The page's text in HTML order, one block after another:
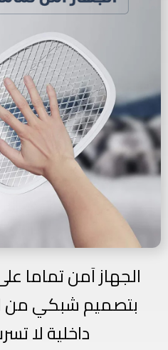
الجهاز اَمن تماما
بتصميم شبكي من
داخلية لا